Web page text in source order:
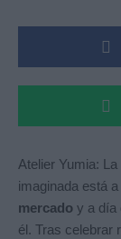
Atelier Yumia:
imaginada está
mercado y a día
él. Tras celebrar